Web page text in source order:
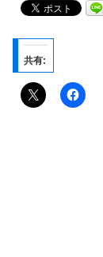
共有: